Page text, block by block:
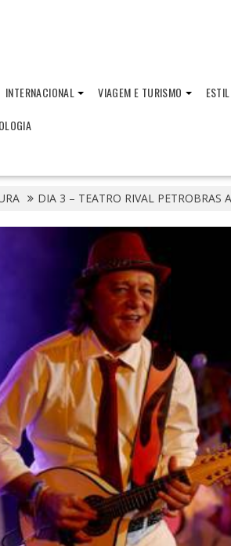
INTERNACIONAL VIAGEM E TURISMO
DIA 3 – TEATRO RIVAL PETROBRAS